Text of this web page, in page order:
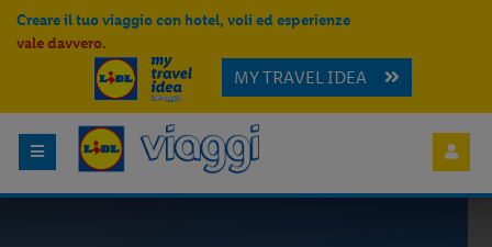
Creare il tuo viaggio con hotel, voli ed esperienze
vale davvero.
MY TRAVEL IDEA